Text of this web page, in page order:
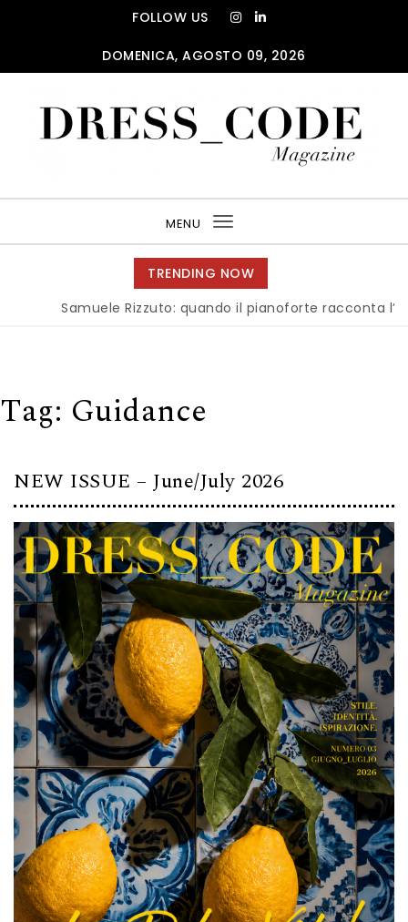
FOLLOW US
DOMENICA, AGOSTO 09, 2026
MENU
Toggle
navigation
TRENDING NOW
Samuele Rizzuto: quando il pianoforte racconta
Tag: Guidance
NEW ISSUE – June/July 2026